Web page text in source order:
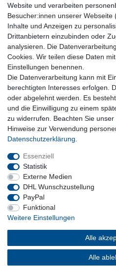
WEEE-Reg.-Nr. DE31386385
Lieferzeit etwa
Kostenloser Versand
30 Tage
sichere Bezahlverfahren
Vertrag widerrufen
Versand
Website und verarbeiten
Besucher:innen unserer Webseite
Inhalte und Anzeigen zu
Drittanbietern einzubinden oder
analysieren. Die
Cookies. Wir teilen diese Daten
Einstellungen benennen.
Die Datenverarbeitung kann mit
berechtigten Interesses erfolgen.
oder abgelehnt werden. Es
und die Einwilligung zu einem
zu widerrufen. Beachten Sie unser
Hinweise zur Verwendung
Daten­schutz­erklärung
Essenziell
Statistik
Externe Medien
DHL Wunschzustellung
PayPal
Funktional
Weitere Einstellungen
Alle
Alle